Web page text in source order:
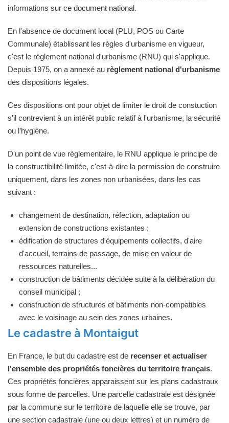
informations sur ce document national.
En l'absence de document local (PLU, POS ou Carte
Communale) établissant les règles d'urbanisme en vigueur,
c'est le règlement national d'urbanisme (RNU) qui s'applique.
Depuis 1975, on a annexé au règlement national d'urbanisme
des dispositions légales.
Ces dispositions ont pour objet de limiter le droit de constuction
s'il contrevient à un intérêt public relatif à l'urbanisme, la sécurité
ou l'hygiène.
D'un point de vue règlementaire, le RNU applique le principe de
la constructibilité limitée, c'est-à-dire la permission de construire
uniquement, dans les zones non urbanisées, dans les cas
suivant :
changement de destination, réfection, adaptation ou
extension de constructions existantes ;
édification de structures d'équipements collectifs, d'aire
d'accueil, terrains de passage, de mise en valeur de
ressources naturelles...
construction de bâtiments décidée suite à la délibération du
conseil municipal ;
construction de structures et bâtiments non-compatibles
avec le voisinage au sein des zones urbaines.
Le cadastre à Montaigut
En France, le but du cadastre est de recenser et actualiser
l'ensemble des propriétés foncières du territoire français.
Ces propriétés foncières apparaissent sur les plans cadastraux
sous forme de parcelles. Une parcelle cadastrale est désignée
par la commune sur le territoire de laquelle elle se trouve, par
une section cadastrale (une ou deux lettres) et un numéro de